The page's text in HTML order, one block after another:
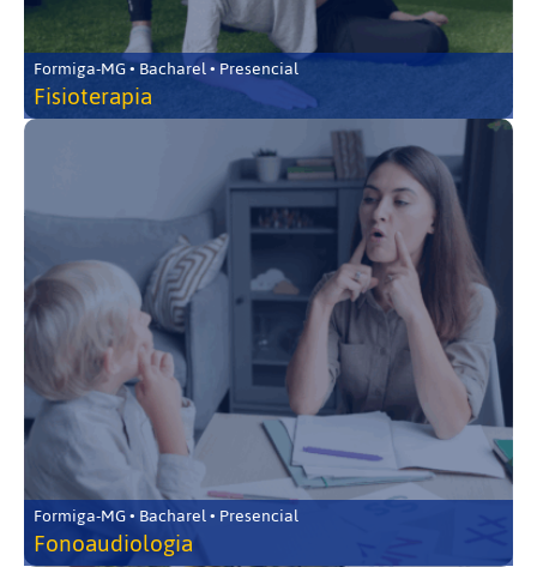
Formiga-MG • Bacharel • Presencial
Fisioterapia
Formiga-MG • Bacharel • Presencial
Fonoaudiologia